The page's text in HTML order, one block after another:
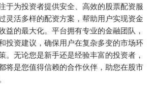
于为投资者提供安全、高效的股票配资服
灵活多样的配资方案，帮助用户实现资金
益的最大化。平台拥有专业的金融团队，
投资建议，确保用户在复杂多变的市场环
。无论您是新手还是经验丰富的投资者，
将是您值得信赖的合作伙伴，助您在股市